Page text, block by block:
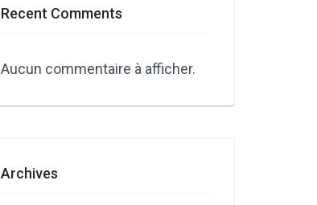
Recent Comments
Aucun commentaire à afficher.
Archives